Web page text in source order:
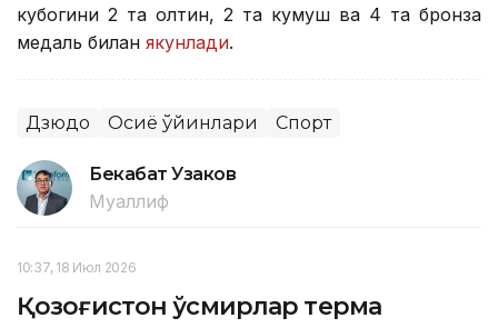
кубогини 2 та олтин, 2 та кумуш ва 4 та бронза
медаль билан якунлади.
Дзюдо Осиё ўйинлари Спорт
Бекабат Узаков
Муаллиф
10:37, 18 Июл 2026
Қозоғистон ўсмирлар терма